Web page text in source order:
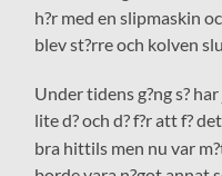
h?r med en slipmaskin
blev st?rre och kolven
Under tidens g?ng s?
lite d? och d? f?r att f?
bra hittils men nu var